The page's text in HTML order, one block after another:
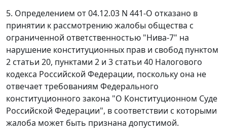
5. Определением от 04.12.03 N 441-О отказано в
принятии к рассмотрению жалобы общества с
ограниченной ответственностью "Нива-7" на
нарушение конституционных прав и свобод пунктом
2 статьи 20, пунктами 2 и 3 статьи 40 Налогового
кодекса Российской Федерации, поскольку она не
отвечает требованиям Федерального
конституционного закона "О Конституционном Суде
Российской Федерации", в соответствии с которыми
жалоба может быть признана допустимой.